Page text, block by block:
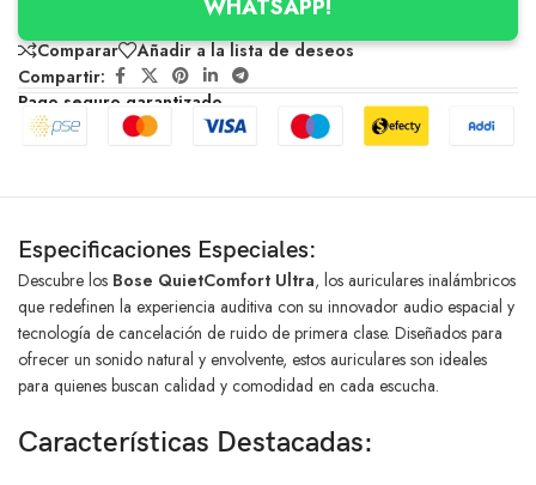
WHATSAPP!
Comparar
Añadir a la lista de deseos
Compartir:
Pago seguro garantizado
Especificaciones Especiales:
Descubre los Bose QuietComfort Ultra, los auriculares inalámbricos
que redefinen la experiencia auditiva con su innovador audio espacial y
tecnología de cancelación de ruido de primera clase. Diseñados para
ofrecer un sonido natural y envolvente, estos auriculares son ideales
para quienes buscan calidad y comodidad en cada escucha.
Características Destacadas: